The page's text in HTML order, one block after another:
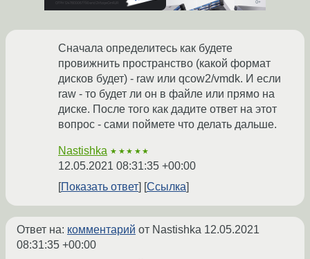
Сначала определитесь как будете
провижнить пространство (какой формат
дисков будет) - raw или qcow2/vmdk. И если
raw - то будет ли он в файле или прямо на
диске. После того как дадите ответ на этот
вопрос - сами поймете что делать дальше.
Nastishka ★★★★★
12.05.2021 08:31:35 +00:00
Показать ответ
Ссылка
Ответ на: комментарий от Nastishka 12.05.2021
08:31:35 +00:00